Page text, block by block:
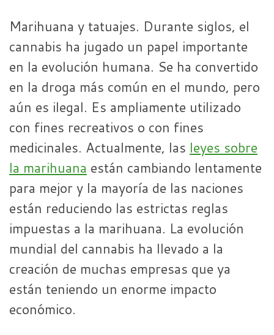
Marihuana y tatuajes. Durante siglos, el
cannabis ha jugado un papel importante
en la evolución humana. Se ha convertido
en la droga más común en el mundo, pero
aún es ilegal. Es ampliamente utilizado
con fines recreativos o con fines
medicinales. Actualmente, las leyes sobre
la marihuana están cambiando lentamente
para mejor y la mayoría de las naciones
están reduciendo las estrictas reglas
impuestas a la marihuana. La evolución
mundial del cannabis ha llevado a la
creación de muchas empresas que ya
están teniendo un enorme impacto
económico.